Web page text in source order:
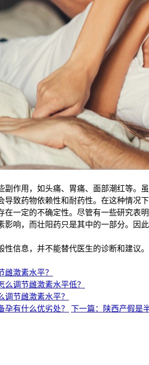
用，如头痛、胃痛、面部潮红等。虽
药物依赖性和耐药性。在这种情况下
定的不确定性。尽管有一些研究表
影响，而壮阳药只是其中的一部分。
息，并不能替代医生的诊断和建议。
激素水平？
调节雌激素水平低？
节雌激素水平？
孕有什么优劣处？
下一篇：陕西产假是